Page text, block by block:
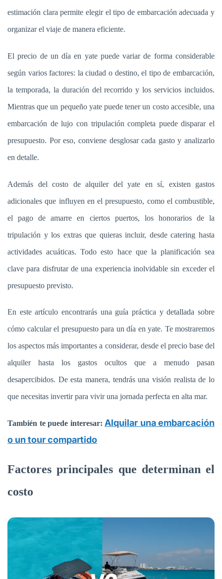
estimación clara permite elegir el tipo de embarcación adecuada y
organizar el viaje de manera eficiente.
El precio de un día en yate puede variar de forma considerable
según varios factores: la ciudad o destino, el tipo de embarcación,
la temporada, la duración del recorrido y los servicios incluidos.
Mientras que un pequeño yate puede tener un costo accesible, una
embarcación de lujo con tripulación completa puede disparar el
presupuesto. Por eso, conviene desglosar cada gasto y analizarlo
en detalle.
Además del costo de alquiler del yate en sí, existen gastos
adicionales que influyen en el presupuesto, como el combustible,
el pago de amarre en ciertos puertos, los honorarios de la
tripulación y los extras que quieras incluir, desde catering hasta
actividades acuáticas. Todo esto hace que la planificación sea
clave para disfrutar de una experiencia inolvidable sin exceder el
presupuesto previsto.
En este artículo encontrarás una guía práctica y detallada sobre
cómo calcular el presupuesto para un día en yate. Te mostraremos
los aspectos más importantes a considerar, desde el precio base del
alquiler hasta los gastos ocultos que a menudo pasan
desapercibidos. De esta manera, tendrás una visión realista de lo
que necesitas invertir para vivir una jornada perfecta en alta mar.
También te puede interesar: Alquilar una embarcación
o un tour compartido
Factores principales que determinan el
costo